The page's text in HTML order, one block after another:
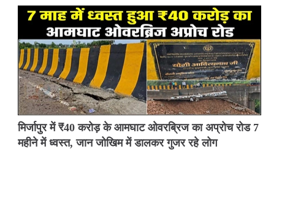
मिर्जापुर में ₹40 करोड़ के आमघाट ओवरब्रिज का अप्रोच रोड 7
महीने में ध्वस्त, जान जोखिम में डालकर गुजर रहे लोग